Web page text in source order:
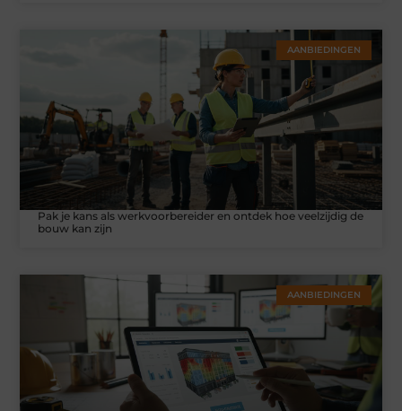
AANBIEDINGEN
Pak je kans als werkvoorbereider en ontdek hoe veelzijdig de
bouw kan zijn
AANBIEDINGEN